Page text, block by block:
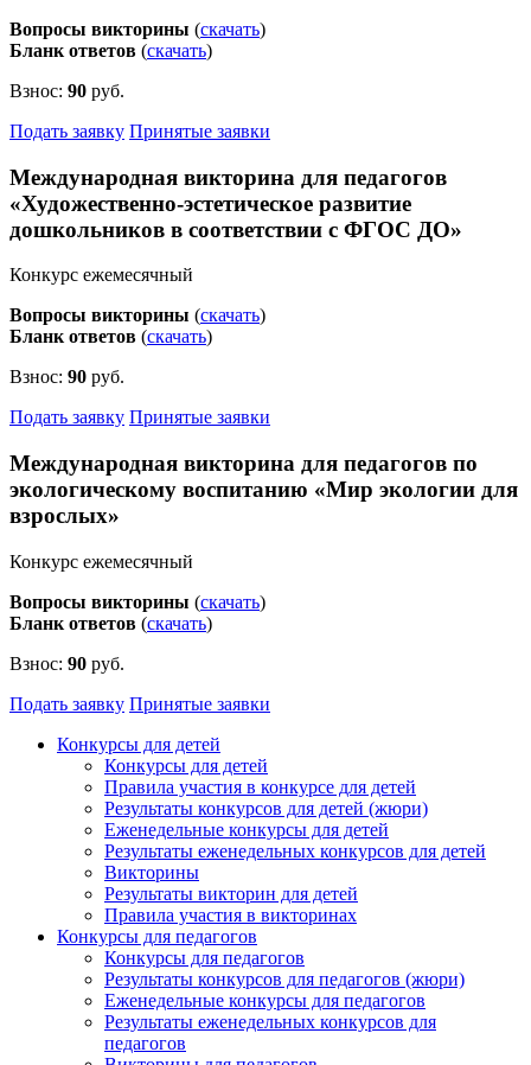
Вопросы викторины (скачать)
Бланк ответов (скачать)
Взнос: 90 руб.
Подать заявку Принятые заявки
Международная викторина для педагогов
«Художественно-эстетическое развитие
дошкольников в соответствии с ФГОС ДО»
Конкурс ежемесячный
Вопросы викторины (скачать)
Бланк ответов (скачать)
Взнос: 90 руб.
Подать заявку Принятые заявки
Международная викторина для педагогов по
экологическому воспитанию «Мир экологии для
взрослых»
Конкурс ежемесячный
Вопросы викторины (скачать)
Бланк ответов (скачать)
Взнос: 90 руб.
Подать заявку Принятые заявки
Конкурсы для детей
Конкурсы для детей
Правила участия в конкурсе для детей
Результаты конкурсов для детей (жюри)
Еженедельные конкурсы для детей
Результаты еженедельных конкурсов для детей
Викторины
Результаты викторин для детей
Правила участия в викторинах
Конкурсы для педагогов
Конкурсы для педагогов
Результаты конкурсов для педагогов (жюри)
Еженедельные конкурсы для педагогов
Результаты еженедельных конкурсов для
педагогов